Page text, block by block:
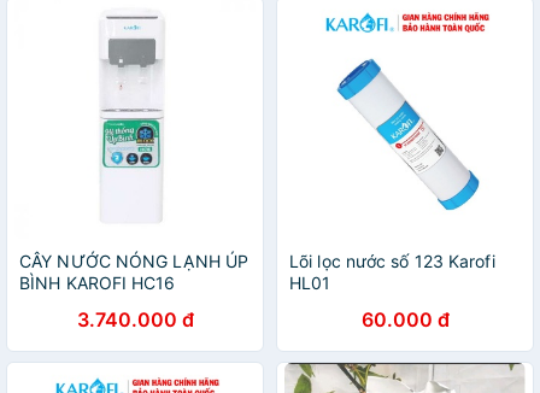
CÂY NƯỚC NÓNG LẠNH ÚP
BÌNH KAROFI HC16
3.740.000 đ
Lõi lọc nước số 123 Karofi
HL01
60.000 đ